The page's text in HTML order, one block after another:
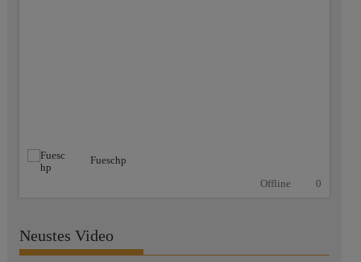
Fueschp
Offline
0
Neustes Video